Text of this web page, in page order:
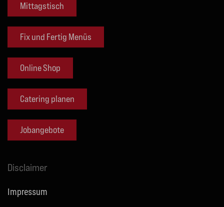
Mittagstisch
Fix und Fertig Menüs
Online Shop
Catering planen
Jobangebote
Disclaimer
Impressum